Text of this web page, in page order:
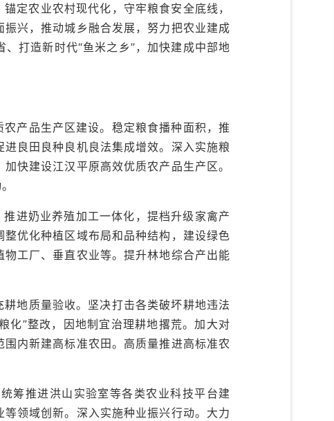
定农业农村现代化，守牢粮食安全底线，
兴，推动城乡融合发展，努力把农业建成
打造新时代“鱼米之乡”，加快建成中部地
产品生产区建设。稳定粮食播种面积，推
良田良种良机良法集成增效。深入实施粮
快建设江汉平原高效优质农产品生产区。
进奶业养殖加工一体化，提档升级家禽产
优化种植区域布局和品种结构，建设绿色
工厂、垂直农业等。提升林地综合产出能
地质量验收。坚决打击各类破坏耕地违法
化”整改，因地制宜治理耕地撂荒。加大对
内新建高标准农田。高质量推进高标准农
筹推进洪山实验室等各类农业科技平台建
领域创新。深入实施种业振兴行动。大力